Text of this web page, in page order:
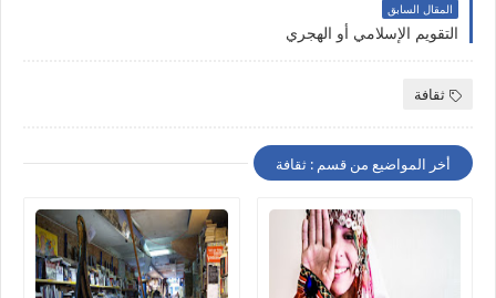
المقال السابق
التقويم الإسلامي أو الهجري
ثقافة
أخر المواضيع من قسم : ثقافة